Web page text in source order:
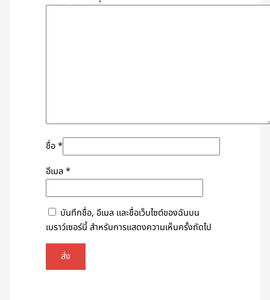
ชื่อ*
อีเมล*
บันทึกชื่อ, อีเมล และชื่อเว็บไซต์ของฉันบน
เบราว์เซอร์นี้ สำหรับการแสดงความเห็นครั้งถัดไป